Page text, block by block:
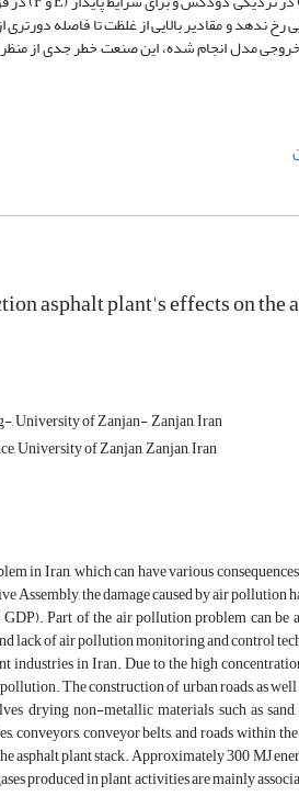
و مقادیر بالایی از غلظت تا فاصله دورتری
مدل انجام شده، این صنعت خطر جدی از
asphalt plant's effects on
University of Zanjan-, Zanjan, Iran
University of Zanjan, Zanjan, Iran
in Iran, which can have various
Assembly, the damage caused by air
Part of the air pollution problem can
lack of air pollution monitoring and control
industries in Iran. Due to the high
The construction of urban roads, as
drying non-metallic materials such as
conveyors, conveyor belts, and roads within
asphalt plant stack. Approximately 300 MJ
produced in plant activities are mainly